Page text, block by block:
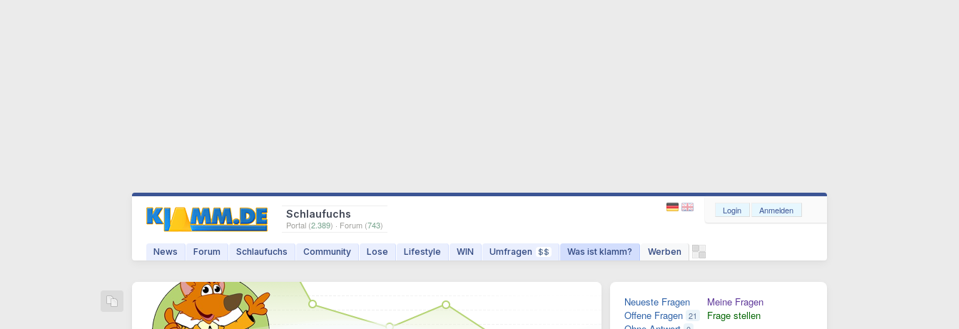
Schlaufuchs
Portal (2.389) · Forum (743)
News Forum Schlaufuchs Community Lose Lifestyle WIN Umfragen $$ Was ist klamm? Werben
Login Anmelden
Neueste Fragen
Offene Fragen 21
Meine Fragen
Frage stellen